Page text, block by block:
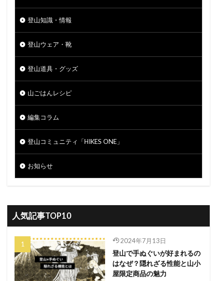
登山知識・情報
登山ウェア・靴
登山道具・グッズ
山ごはんレシピ
編集コラム
登山コミュニティ「HIKES ONE」
お知らせ
人気記事TOP10
2024年7月13日
登山で手ぬぐいが好まれるの
はなぜ？隠れざる性能と山小
屋限定商品の魅力